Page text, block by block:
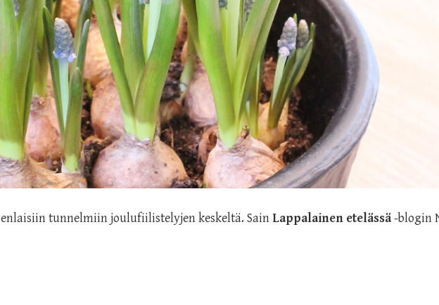
tunnelmiin joulufiilistelyjen keskeltä. SainLappalainen etelässä-blogin